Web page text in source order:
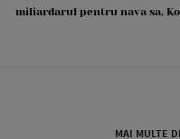
miliardarul pentru nava sa,
MAI MULTE